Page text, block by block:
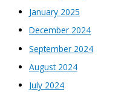
January 2025
December 2024
September 2024
August 2024
July 2024